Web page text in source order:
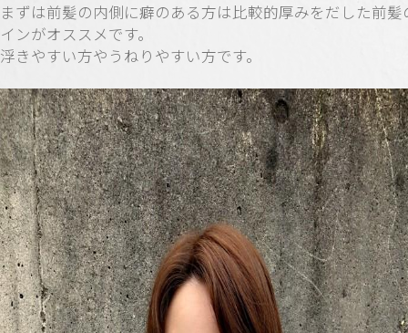
まずは前髪の内側に癖のある方は比較的厚みをだした前髪
インがオススメです。
浮きやすい方やうねりやすい方です。